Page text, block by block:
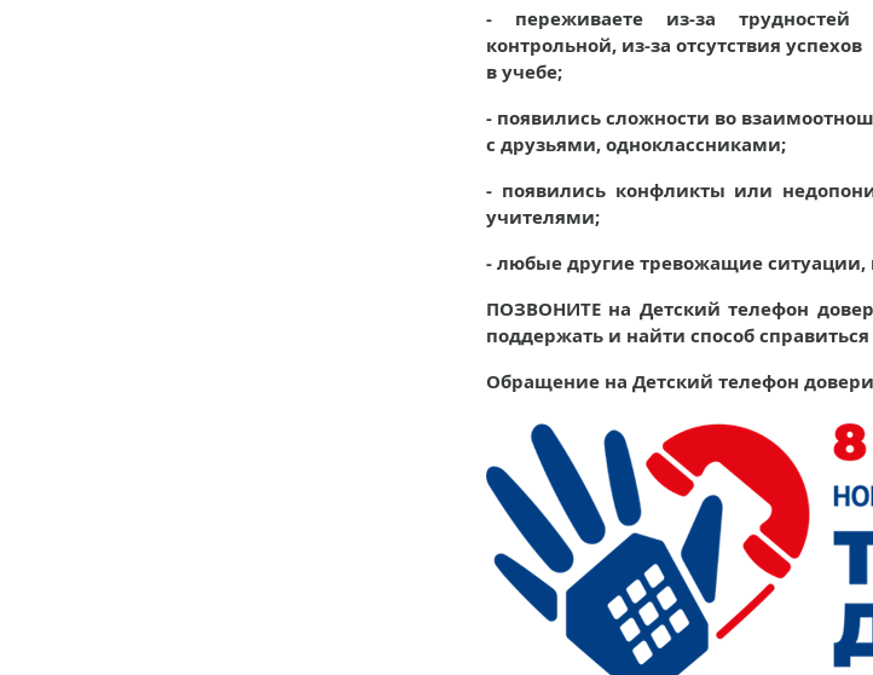
- переживаете из-за
контрольной, из-за отсутствия успехов
в учебе;
- появились сложности во
с друзьями, одноклассниками;
- появились конфликты или
учителями;
- любые другие тревожащие
ПОЗВОНИТЕ на Детский телефон
поддержать и найти способ
Обращение на Детский телефон